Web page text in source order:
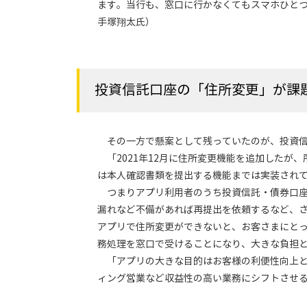
ます。当行も、窓口に行かなくてもスマホひと
手塚翔太氏）
投資信託口座の「住所変更」が課
その一方で懸案として残っていたのが、投資
「2021年12月に住所変更機能を追加したが、
は本人確認書類を提出する機能までは実装され
つまりアプリ利用者のうち投資信託・債券口
漏れなど不備があれば再提出を依頼するなど、
アプリで住所変更ができないと、お客さまにと
務処理を窓口で受けることになり、大きな負担
「アプリの大きな目的はお客様の利便性向上
ィング営業など収益性の高い業務にシフトさせ